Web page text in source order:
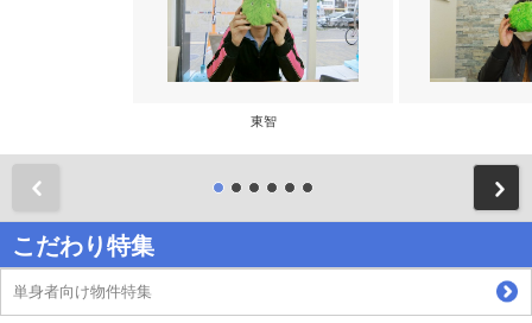
東智
こだわり特集
単身者向け物件特集